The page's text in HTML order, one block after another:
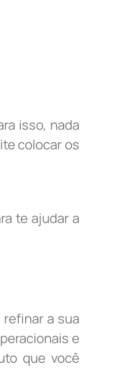
isso, nada
colocar os
te ajudar a
a sua
e
que você